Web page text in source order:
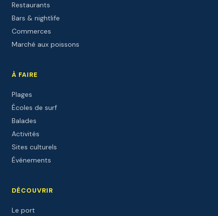
Restaurants
Bars & nightlife
Commerces
Marché aux poissons
À FAIRE
Plages
Écoles de surf
Balades
Activités
Sites culturels
Événements
DÉCOUVRIR
Le port